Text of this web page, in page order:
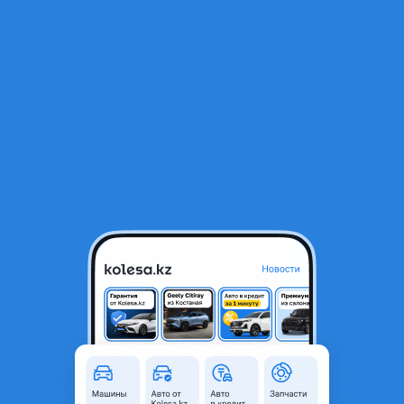
Комплект форсунок на 2.4
Алматы, Алматинская